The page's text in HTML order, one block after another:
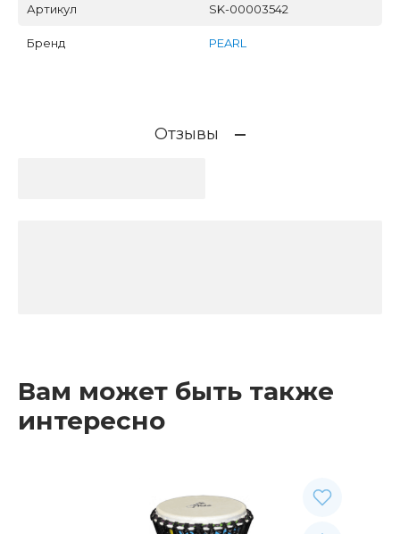
Артикул SK-00003542
Бренд PEARL
Отзывы
Вам может быть также
интересно